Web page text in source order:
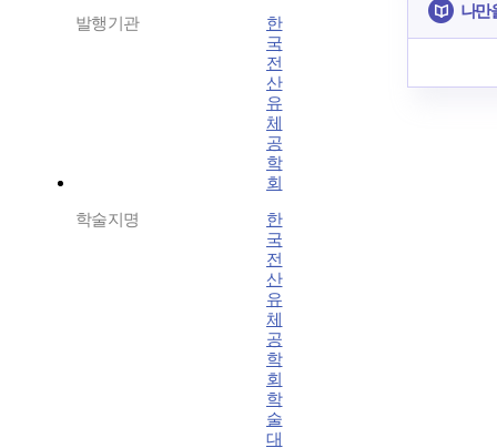
발행기관
한
국
전
산
유
체
공
학
회
학술지명
한
국
전
산
유
체
공
학
회
학
술
대
나만